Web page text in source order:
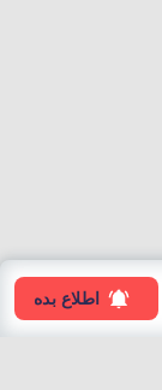
اطلاع بده